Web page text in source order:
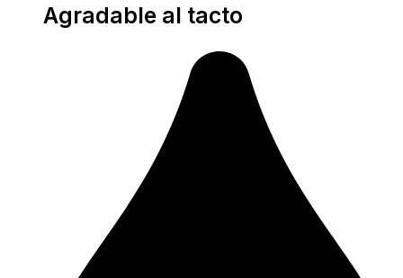
Agradable al tacto